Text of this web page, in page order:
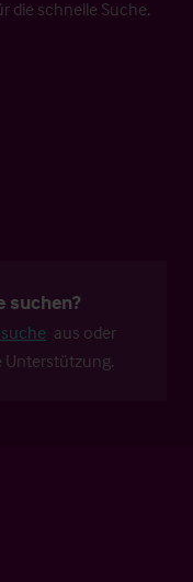
die schnelle Suche.
suchen?
aus oder
Unterstützung.